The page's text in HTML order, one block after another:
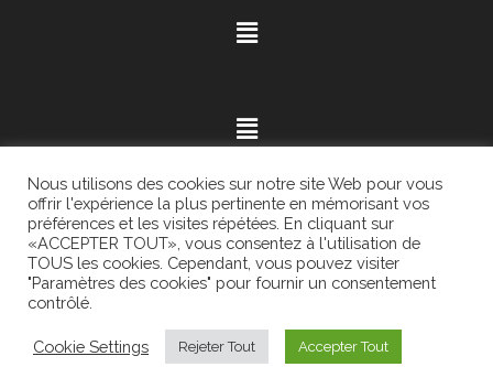
Mention légales - ©2021.Alvaria. All Rights Reserved.
Nous utilisons des cookies sur notre site Web pour vous
offrir l'expérience la plus pertinente en mémorisant vos
préférences et les visites répétées. En cliquant sur
«ACCEPTER TOUT», vous consentez à l'utilisation de
TOUS les cookies. Cependant, vous pouvez visiter
"Paramètres des cookies" pour fournir un consentement
contrôlé.
Cookie Settings Rejeter Tout Accepter Tout